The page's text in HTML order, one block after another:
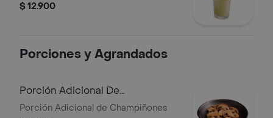
$ 12.900
Porciones y Agrandados
Porción Adicional De
Champiñones
Porción Adicional de Champiñones